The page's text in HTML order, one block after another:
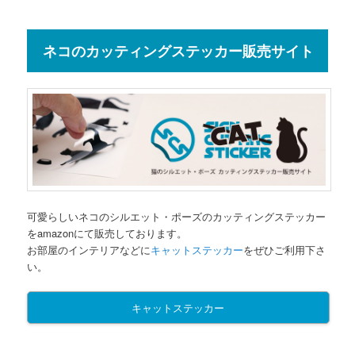
ネコのカッティングステッカー販売サイト
可愛らしいネコのシルエット・ポーズのカッティングステッカー
をamazonにて販売しております。
お部屋のインテリアなどにキャットステッカーをぜひご利用下さ
い。
キャットステッカー